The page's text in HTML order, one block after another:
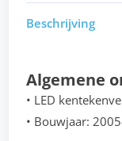
Beschrijving
Algemene
• LED
• Bouwjaar: